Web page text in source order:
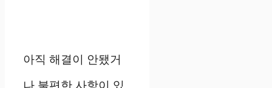
아직 해결이 안됐거